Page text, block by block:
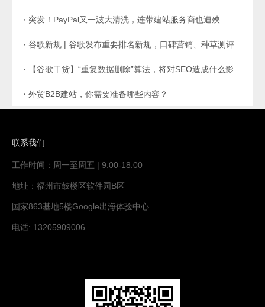
突发！PayPal又一波大清洗，连带建站服务商也遭殃
外贸B2B建站，你需要准备哪些内容？
联系我们
工作时间：周一至周五 | 9:00-18:00
地址：福州市鼓楼区软件园B区
国家863基地5楼Google出海体验中心
电话: 13205909006